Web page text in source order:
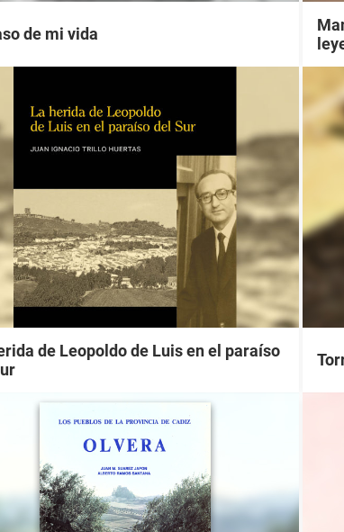
de mi vida
de Leopoldo de Luis en el paraíso